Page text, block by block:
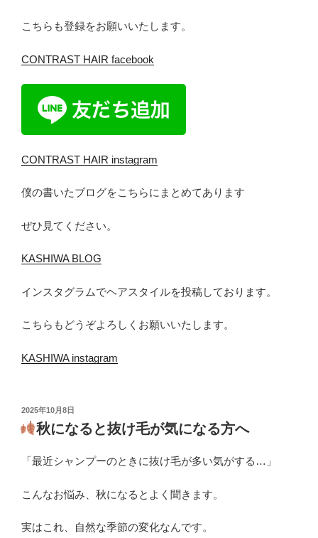
こちらも登録をお願いいたします。
CONTRAST HAIR facebook
CONTRAST HAIR instagram
僕の書いたブログをこちらにまとめてあります
ぜひ見てください。
KASHIWA BLOG
インスタグラムでヘアスタイルを投稿しております。
こちらもどうぞよろしくお願いいたします。
KASHIWA instagram
投
稿
日:
2025年10月8日
秋になると抜け毛が気になる方へ
「最近シャンプーのときに抜け毛が多い気がする…」
こんなお悩み、秋になるとよく聞きます。
実はこれ、自然な季節の変化なんです。